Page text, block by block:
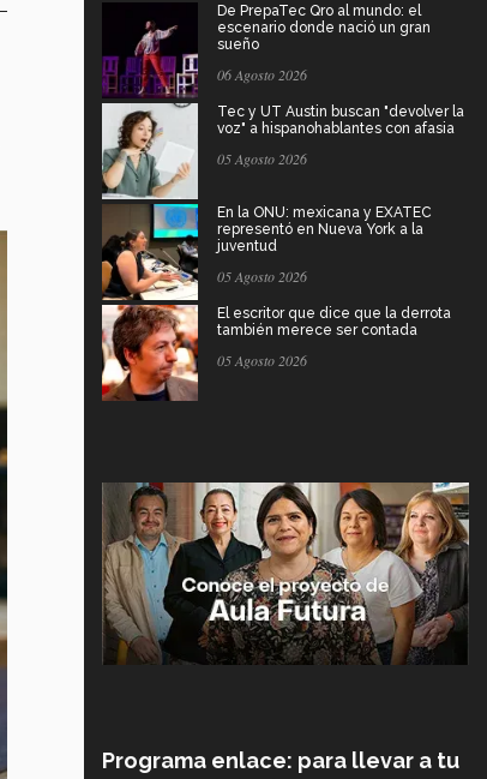
De PrepaTec Qro al mundo: el
escenario donde nació un gran
sueño
06 Agosto 2026
Tec y UT Austin buscan "devolver la
voz" a hispanohablantes con afasia
05 Agosto 2026
En la ONU: mexicana y EXATEC
representó en Nueva York a la
juventud
05 Agosto 2026
El escritor que dice que la derrota
también merece ser contada
05 Agosto 2026
Programa enlace: para llevar a tu